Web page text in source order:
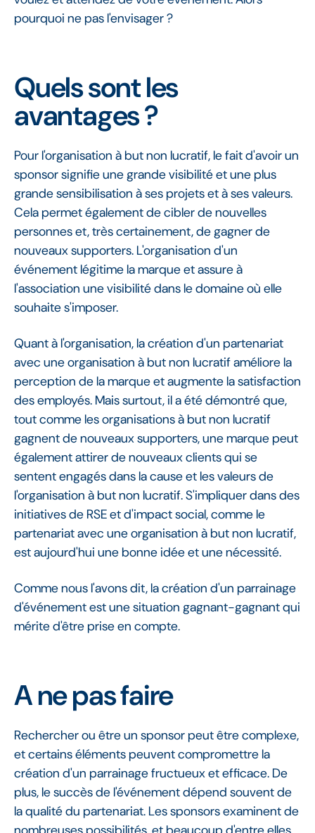
pourquoi ne pas l'envisager ?
Quels sont les
avantages ?
Pour l'organisation à but non lucratif, le fait d'avoir un
sponsor signifie une grande visibilité et une plus
grande sensibilisation à ses projets et à ses valeurs.
Cela permet également de cibler de nouvelles
personnes et, très certainement, de gagner de
nouveaux supporters. L'organisation d'un
événement légitime la marque et assure à
l'association une visibilité dans le domaine où elle
souhaite s'imposer.
Quant à l'organisation, la création d'un partenariat
avec une organisation à but non lucratif améliore la
perception de la marque et augmente la satisfaction
des employés. Mais surtout, il a été démontré que,
tout comme les organisations à but non lucratif
gagnent de nouveaux supporters, une marque peut
également attirer de nouveaux clients qui se
sentent engagés dans la cause et les valeurs de
l'organisation à but non lucratif. S'impliquer dans des
initiatives de RSE et d'impact social, comme le
partenariat avec une organisation à but non lucratif,
est aujourd'hui une bonne idée et une nécessité.
Comme nous l'avons dit, la création d'un parrainage
d'événement est une situation gagnant-gagnant qui
mérite d'être prise en compte.
A ne pas faire
Rechercher ou être un sponsor peut être complexe,
et certains éléments peuvent compromettre la
création d'un parrainage fructueux et efficace. De
plus, le succès de l'événement dépend souvent de
la qualité du partenariat. Les sponsors examinent de